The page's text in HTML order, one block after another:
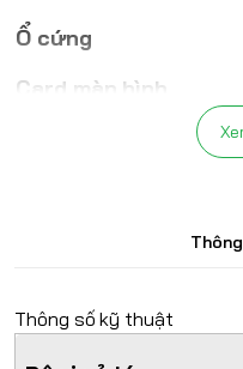
Ổ cứng
Card màn hình
Power Adapter
Thông số kỹ thuật